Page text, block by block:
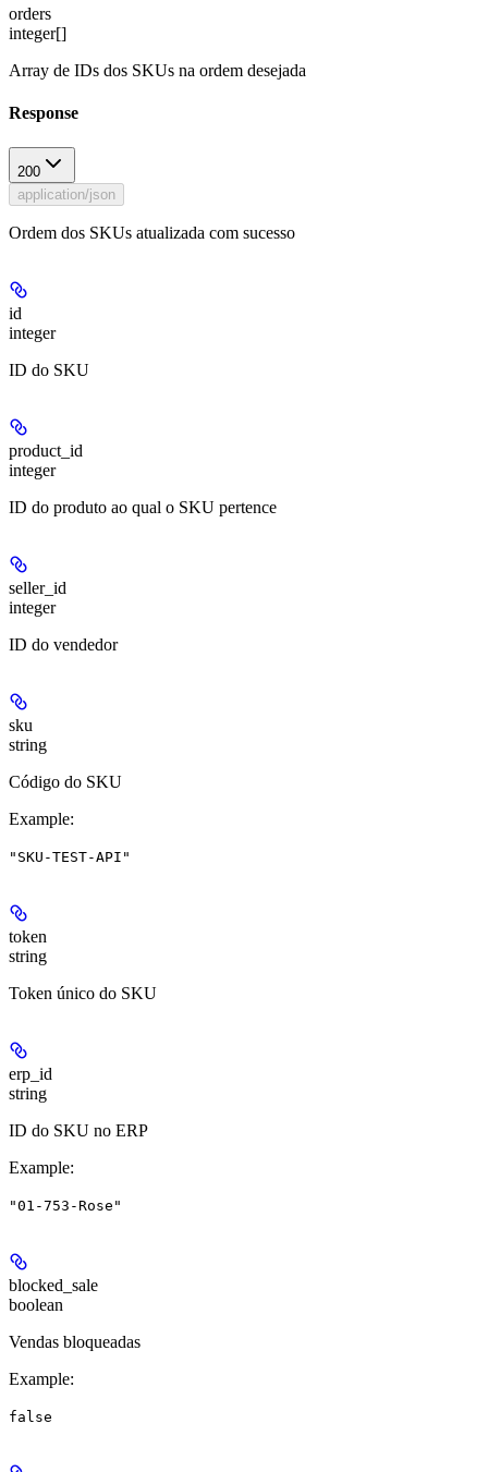
orders
integer[]
Array de IDs dos SKUs na ordem desejada
Response
200
application/json
Ordem dos SKUs atualizada com sucesso
id
integer
ID do SKU
product_id
integer
ID do produto ao qual o SKU pertence
seller_id
integer
ID do vendedor
sku
string
Código do SKU
Example:
"SKU-TEST-API"
token
string
Token único do SKU
erp_id
string
ID do SKU no ERP
Example:
"01-753-Rose"
blocked_sale
boolean
Vendas bloqueadas
Example:
false